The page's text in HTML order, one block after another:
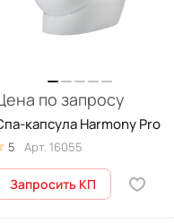
по запросу
капсула Harmony Pro
5 Арт. 16055
Запросить КП